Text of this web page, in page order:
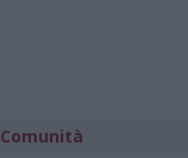
Comunità